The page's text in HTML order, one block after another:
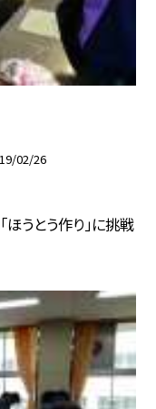
02/26
うとう作り」に挑戦